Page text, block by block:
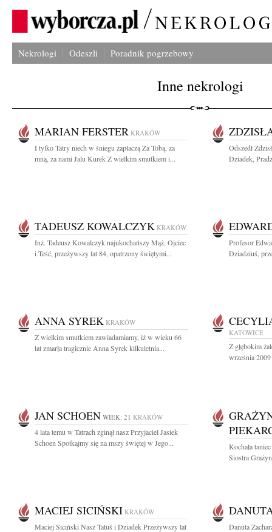
Nekrologi Odeszli Poradnik pogrzebowy
Inne nekrologi
MARIAN FERSTER KRAKÓW
I tylko Tatry niech w śniegu zapłaczą Za Tobą, za
mną, za nami Jalu Kurek Z wielkim smutkiem i...
Odszedł
Dziadek,
TADEUSZ KOWALCZYK KRAKÓW
Inż. Tadeusz Kowalczyk najukochańszy Mąż, Ojciec
i Teść, przeżywszy lat 84, opatrzony świętymi...
Profesor
Dziadziuś,
ANNA SYREK KRAKÓW
Z wielkim smutkiem zawiadamiamy, iż w wieku 66
lat zmarła tragicznie Anna Syrek kilkuletnia...
KATOWICE
Z głębokim
września
JAN SCHOEN WIEK: 21 KRAKÓW
4 lata temu w Tatrach zginął nasz Przyjaciel Jasiek
Schoen Spotkajmy się na mszy świętej w Jego...
Kochała
Siostra
MACIEJ SICIŃSKI KRAKÓW
Maciej Siciński Nasz Tatuś i Dziadek Przeżywszy lat
Danuta